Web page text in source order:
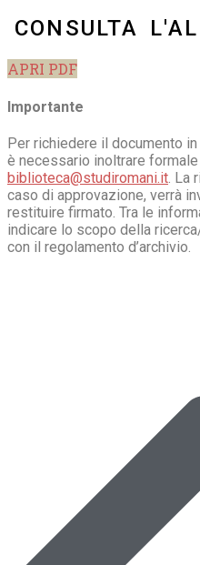
CONSULTA
APRI PDF
Importante
Per richiedere il documento
è necessario inoltrare
biblioteca@studiromani.it. La
caso di approvazione, verrà
restituire firmato. Tra le
indicare lo scopo della
con il regolamento d’archivio.